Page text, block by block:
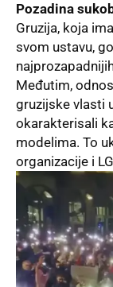
Pozadina
Gruzija, koja
svom ustavu,
Međutim,
gruzijske vlasti
okarakterisali
modelima. To
organizacije i